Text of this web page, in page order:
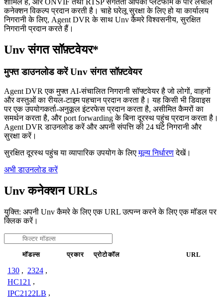
शामिल है, और ONVIF तथा RTSP संगतता आपको प्लेटफॉर्म के पार लचीले
कनेक्शन विकल्प प्रदान करती है। चाहे घरेलू सुरक्षा के लिए हो या कार्यालय
निगरानी के लिए, Agent DVR के साथ Unv कैमरे विश्वसनीय, सुरक्षित
निगरानी प्रदान करते हैं।
Unv संगत सॉफ़्टवेयर*
मुफ्त डाउनलोड करें Unv संगत सॉफ़्टवेयर
Agent DVR एक मुफ्त AI-संचालित निगरानी सॉफ्टवेयर है जो लोगों, वाहनों
और वस्तुओं का रीयल-टाइम पहचान प्रदान करता है। यह किसी भी डिवाइस
पर एक उपयोगकर्ता-अनुकूल इंटरफेस प्रदान करता है, असीमित कैमरों का
समर्थन करता है, और port forwarding के बिना दूरस्थ पहुंच प्रदान करता है।
Agent DVR डाउनलोड करें और अपनी संपत्ति की 24 घंटे निगरानी और
सुरक्षा करें।
सुरक्षित दूरस्थ पहुंच या व्यापारिक उपयोग के लिएमूल्य निर्धारणदेखें।
अभी डाउनलोड करें
Unv कनेक्शन URLs
युक्ति: अपनी Unv कैमरे के लिए एक URL उत्पन्न करने के लिए एक मॉडल पर
क्लिक करें।
मॉडल्स प्रकार प्रोटोकॉल URL
130 , 2324 ,
HC121 ,
IPC2122LB ,